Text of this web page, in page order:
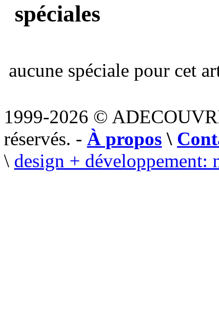
spéciales
aucune spéciale pour cet
1999-2026 ©
réservés. - À propos \
\ design + développement: